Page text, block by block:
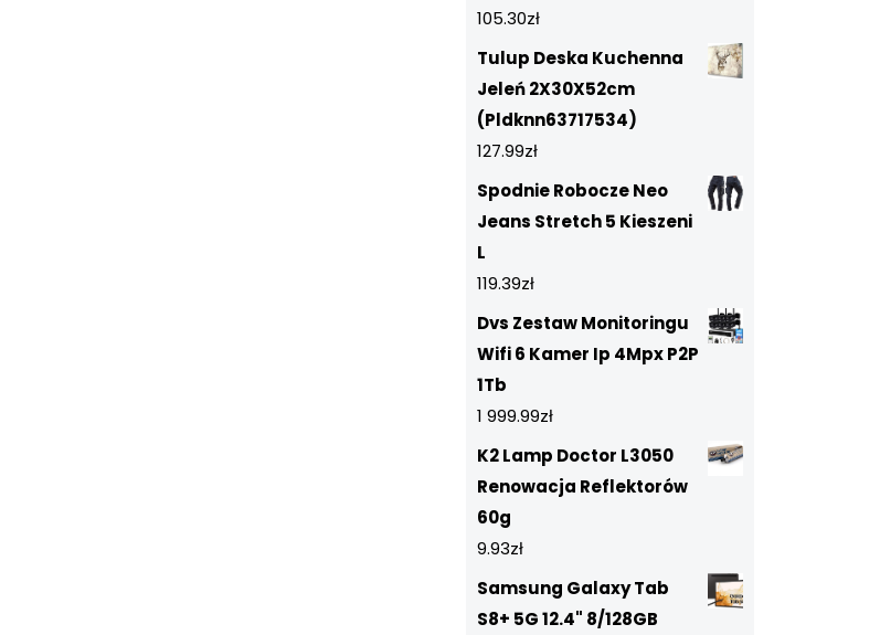
105.30zł
Tulup Deska Kuchenna
Jeleń 2X30X52cm
(Pldknn63717534)
127.99zł
Spodnie Robocze Neo
Jeans Stretch 5 Kieszeni
L
119.39zł
Dvs Zestaw Monitoringu
Wifi 6 Kamer Ip 4Mpx P2P
1Tb
1 999.99zł
K2 Lamp Doctor L3050
Renowacja Reflektorów
60g
9.93zł
Samsung Galaxy Tab
S8+ 5G 12.4" 8/128GB